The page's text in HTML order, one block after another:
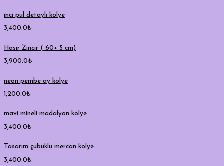
inci pul detaylı kolye
3,400.0₺
Hasır Zincir ( 60+ 5 cm)
3,900.0₺
neon pembe ay kolye
1,200.0₺
mavi mineli madalyon kolye
3,400.0₺
Tasarım çubuklu mercan kolye
3,400.0₺